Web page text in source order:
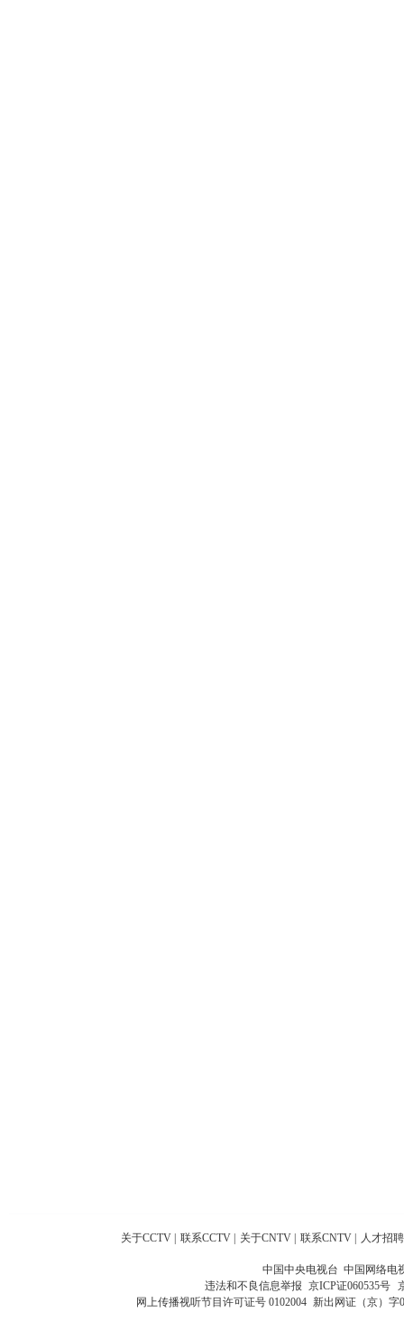
关于CCTV 联系CCTV 关于CNTV 联系CNTV 人才招聘
中国中央电视台 中国网络电
违法和不良信息举报 京ICP证060535号
网上传播视听节目许可证号 0102004 新出网证（京）